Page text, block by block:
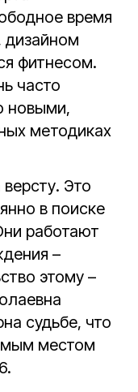
время
дизайном
фитнесом.
часто
новыми,
методиках
Это
в поиске
работают
–
этому –
судьбе, что
местом